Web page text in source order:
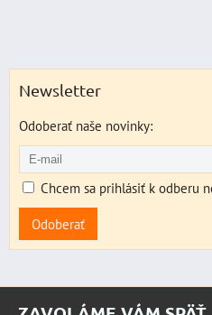
Newsletter
Odoberať naše novinky:
Chcem sa prihlásiť k odberu
Odoberať